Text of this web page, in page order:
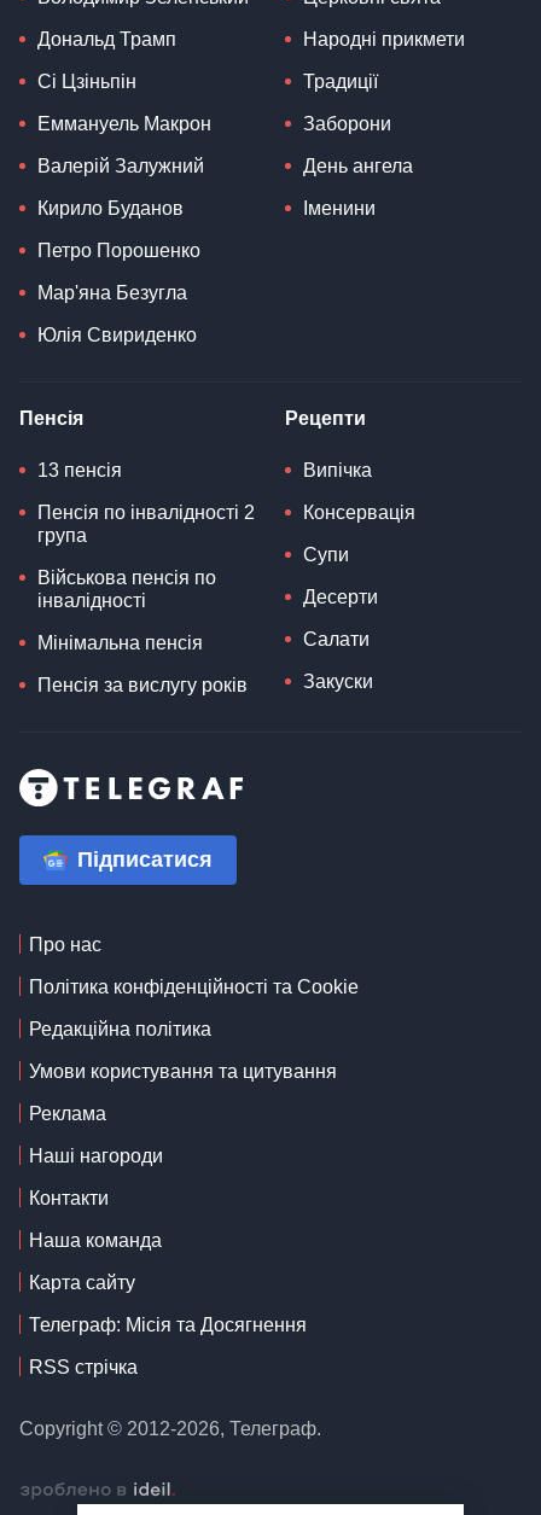
Дональд Трамп
Сі Цзіньпін
Еммануель Макрон
Валерій Залужний
Кирило Буданов
Петро Порошенко
Мар'яна Безугла
Юлія Свириденко
Народні прикмети
Традиції
Заборони
День ангела
Іменини
Пенсія
13 пенсія
Пенсія по інвалідності 2
група
Військова пенсія по
інвалідності
Мінімальна пенсія
Пенсія за вислугу років
Рецепти
Випічка
Консервація
Супи
Десерти
Салати
Закуски
Підписатися
Про нас
Політика конфіденційності та Cookie
Редакційна політика
Умови користування та цитування
Реклама
Наші нагороди
Контакти
Наша команда
Карта сайту
Телеграф: Місія та Досягнення
RSS стрічка
Copyright © 2012-2026, Телеграф.